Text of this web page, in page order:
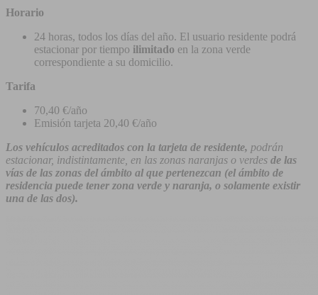
Horario
24 horas, todos los días del año. El usuario residente podrá
estacionar por tiempo ilimitado en la zona verde
correspondiente a su domicilio.
Tarifa
70,40 €/año
Emisión tarjeta 20,40 €/año
Los vehículos acreditados con la tarjeta de residente, podrán
estacionar, indistintamente, en las zonas naranjas o verdes de las
vías de las zonas del ámbito al que pertenezcan (el ámbito de
residencia puede tener zona verde y naranja, o solamente existir
una de las dos).